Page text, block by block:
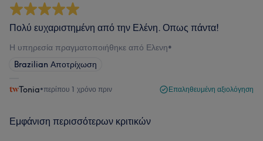
Πολύ ευχαριστημένη από την Ελένη. Οπως πάντα!
Η υπηρεσία πραγματοποιήθηκε από Ελενη•
Brazilian Αποτρίχωση
Tonia•περίπου 1 χρόνο πριν Επαληθευμένη αξιολόγηση
Εμφάνιση περισσότερων κριτικών